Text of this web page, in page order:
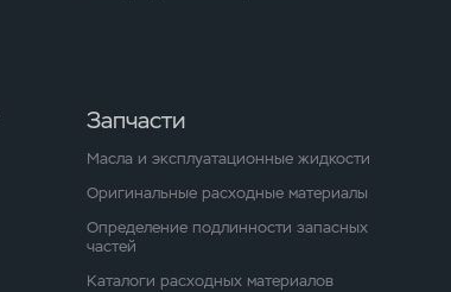
Запчасти
Масла и эксплуатационные жидкости
Оригинальные расходные материалы
Определение подлинности запасных
частей
Каталоги расходных материалов